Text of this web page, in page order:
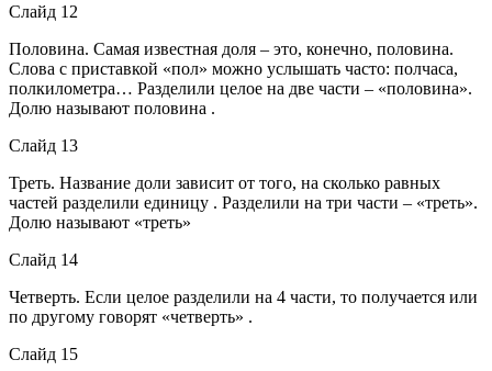
Слайд 12
Половина. Самая известная доля – это, конечно, половина.
Слова с приставкой «пол» можно услышать часто: полчаса,
полкилометра… Разделили целое на две части – «половина».
Долю называют половина .
Слайд 13
Треть. Название доли зависит от того, на сколько равных
частей разделили единицу . Разделили на три части – «треть».
Долю называют «треть»
Слайд 14
Четверть. Если целое разделили на 4 части, то получается или
по другому говорят «четверть» .
Слайд 15